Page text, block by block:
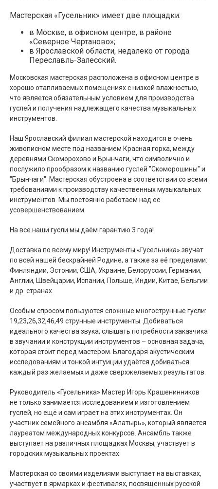
Мастерская «Гусельник» имеет две площадки:
в Москве, в офисном центре, в районе
«Северное Чертаново»;
в Ярославской области, недалеко от города
Переславль-Залесский.
Московская мастерская расположена в офисном центре в
хорошо отапливаемых помещениях с низкой влажностью,
что является обязательным условием для производства
гуслей и получения надлежащего качества музыкальных
инструментов.
Наш Ярославский филиал мастерской находится в очень
живописном месте под названием Красная горка, между
деревнями Скоморохово и Брынчаги, что символично и
послужило прообразом к названию гуслей "Скоморошины" и
"Брынчаги". Мастерская обустроена в соответствии со всеми
требованиями к производству качественных музыкальных
инструментов. Мы постоянно работаем над её
усовершенствованием.
На все наши гусли мы даём гарантию 3 года!
Доставка по всему миру! Инструменты «Гусельника» звучат
по всей нашей бескрайней Родине, а также за её пределами:
Финляндии, Эстонии, США, Украине, Белоруссии, Германии,
Англии, Швейцарии, Испании, Польше, Индии, Китае, Бельгии
и др. странах.
Особым спросом пользуются сложные многострунные гусли:
19,23,26,32,46,49 струнные инструменты. Добиваться
идеального качества звука, слышать потребности заказчика
в звучании и конструкции инструментов – основная задача,
которая стоит перед мастером. Благодаря акустическим
исследованиям и тонкой интуиции удаётся добиваться
каждый раз желаемых и даже сверхжелаемых результатов.
Руководитель «Гусельника» Мастер Игорь Крашенинников
не только занимается исследованием и изготовлением
гуслей, но ещё и сам играет на этих инструментах. Он
участник семейного ансамбля «Алатырь», который является
лауреатом международных конкурсов. Ансамбль также
выступает на различных площадках Москвы, участвует в
городских музыкальных проектах.
Мастерская со своими изделиями выступает на выставках,
участвует в ярмарках и фестивалях, посвященных русской